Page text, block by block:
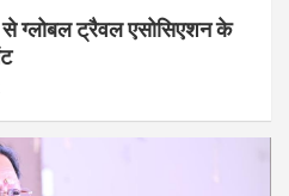
से ग्लोबल ट्रैवल एसोसिएशन के